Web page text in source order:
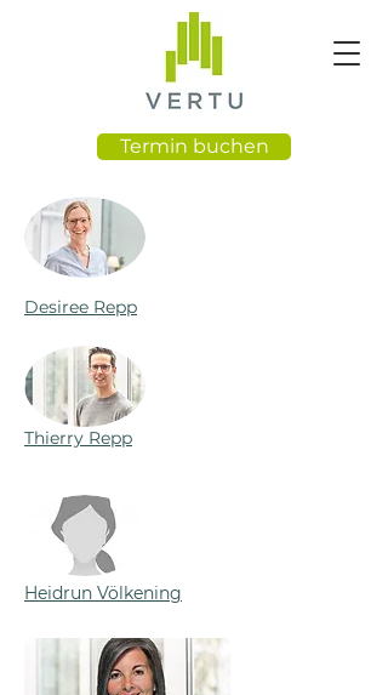
Termin buchen
Desiree Repp
Thierry Repp
Heidrun Völkening